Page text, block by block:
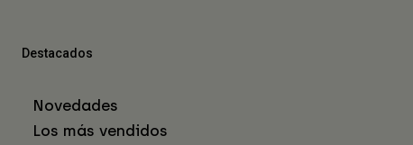
Destacados
Novedades
Los más vendidos